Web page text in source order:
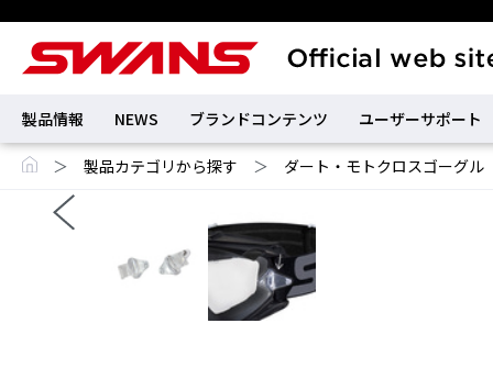
製品情報 NEWS ブランドコンテンツ ユーザーサポート
＞ 製品カテゴリから探す ＞ ダート・モトクロスゴーグル